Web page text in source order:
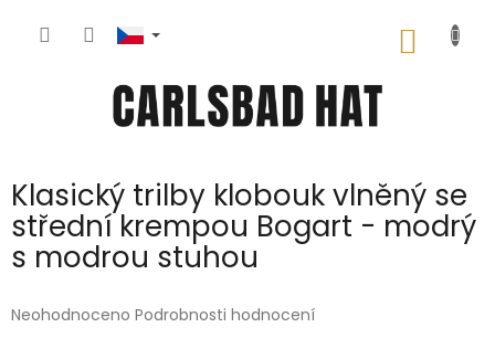
Klasický trilby klobouk vlněný se
střední krempou Bogart - modrý
s modrou stuhou
Průměrné
Neohodnoceno Podrobnosti hodnocení